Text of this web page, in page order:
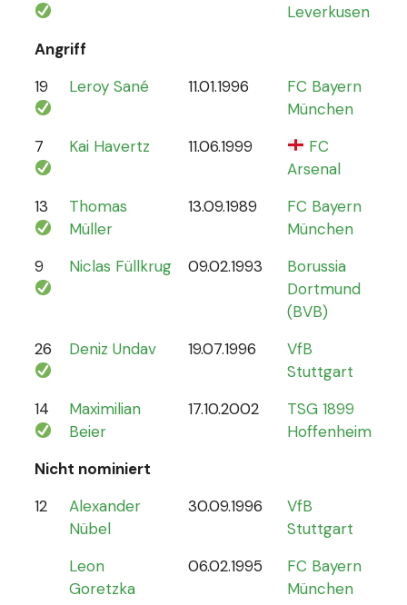
Leverkusen
Angriff
19
Leroy Sané 11.01.1996
FC Bayern
München
7 Kai Havertz 11.06.1999
FC
Arsenal
13
Thomas
Müller
13.09.1989
FC Bayern
München
9 Niclas Füllkrug 09.02.1993
Borussia
Dortmund
(BVB)
26 Deniz Undav 19.07.1996
VfB
Stuttgart
14
Maximilian
Beier
17.10.2002
TSG 1899
Hoffenheim
Nicht nominiert
12
Alexander
Nübel
30.09.1996
VfB
Stuttgart
Leon
Goretzka
06.02.1995
FC Bayern
München